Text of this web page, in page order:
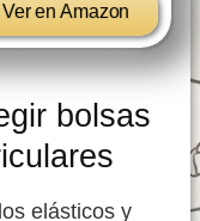
Ver en Amazon
bolsas
elásticos y